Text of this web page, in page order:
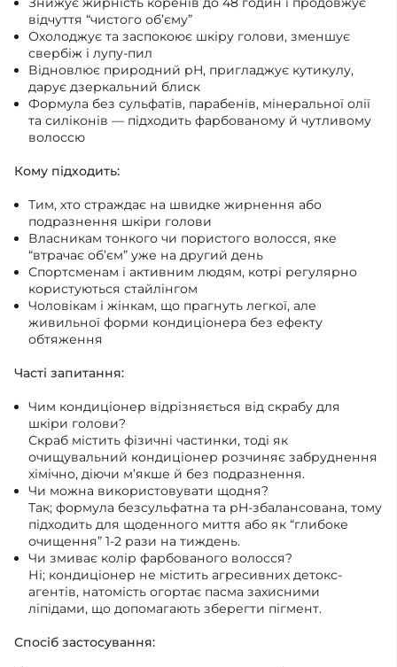
відчуття “чистого об’єму”
Охолоджує та заспокоює шкіру голови, зменшує
свербіж і лупу-пил
Відновлює природний pH, пригладжує кутикулу,
дарує дзеркальний блиск
Формула без сульфатів, парабенів, мінеральної олії
та силіконів — підходить фарбованому й чутливому
волоссю
Кому підходить:
Тим, хто страждає на швидке жирнення або
подразнення шкіри голови
Власникам тонкого чи пористого волосся, яке
“втрачає об’єм” уже на другий день
Спортсменам і активним людям, котрі регулярно
користуються стайлінгом
Чоловікам і жінкам, що прагнуть легкої, але
живильної форми кондиціонера без ефекту
обтяження
Часті запитання:
Чим кондиціонер відрізняється від скрабу для
шкіри голови?
Скраб містить фізичні частинки, тоді як
очищувальний кондиціонер розчиняє забруднення
хімічно, діючи м’якше й без подразнення.
Чи можна використовувати щодня?
Так; формула безсульфатна та pH-збалансована, тому
підходить для щоденного миття або як “глибоке
очищення” 1-2 рази на тиждень.
Чи змиває колір фарбованого волосся?
Ні; кондиціонер не містить агресивних детокс-
агентів, натомість огортає пасма захисними
ліпідами, що допомагають зберегти пігмент.
Спосіб застосування: